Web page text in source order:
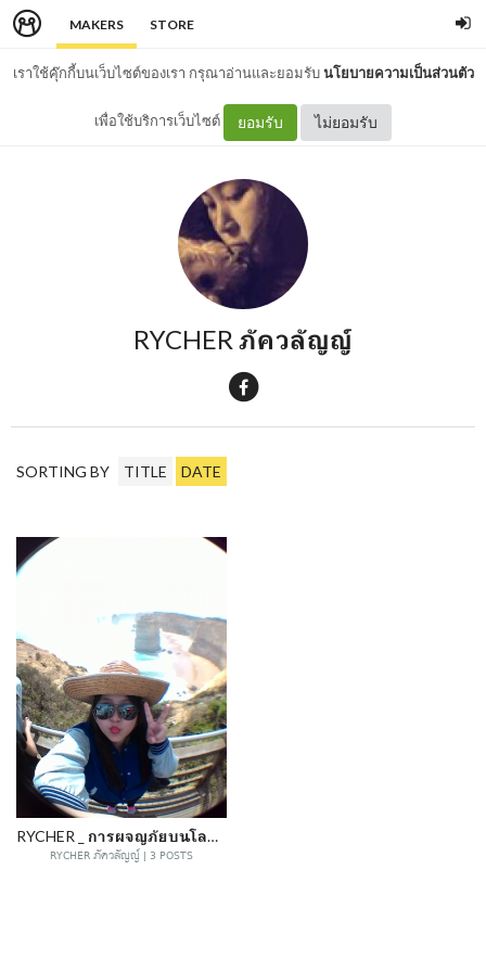
MAKERS STORE
เราใช้คุ๊กกี้บนเว็บไซต์ของเรา กรุณาอ่านและยอมรับนโยบายความเป็นส่วนตัว
เพื่อใช้บริการเว็บไซต์ ยอมรับ ไม่ยอมรับ
RYCHER ภัควลัญญ์
SORTING BY TITLE DATE
RYCHER _ การผจญภัยบนโลกกว้างๆ ใบนี้
RYCHER ภัควลัญญ์ | 3 POSTS